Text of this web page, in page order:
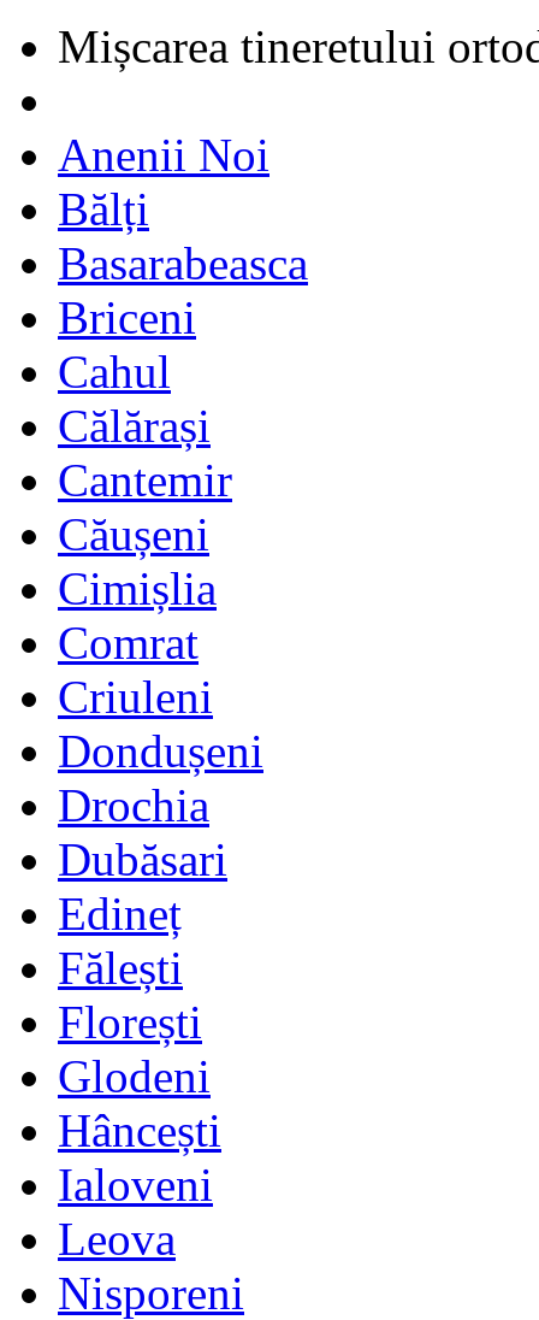
Mișcarea tineretului
Anenii Noi
Bălți
Basarabeasca
Briceni
Cahul
Călărași
Cantemir
Căușeni
Cimișlia
Comrat
Criuleni
Dondușeni
Drochia
Dubăsari
Edineț
Fălești
Florești
Glodeni
Hâncești
Ialoveni
Leova
Nisporeni